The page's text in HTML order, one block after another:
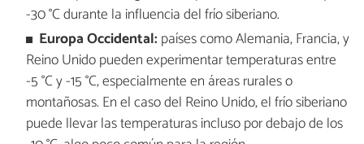
-30 °C durante la influencia del frío siberiano.
Europa Occidental: países como Alemania, Francia, y
Reino Unido pueden experimentar temperaturas entre
-5 °C y -15 °C, especialmente en áreas rurales o
montañosas. En el caso del Reino Unido, el frío siberiano
puede llevar las temperaturas incluso por debajo de los